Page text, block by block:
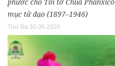
mục tử đạo (1897–1946)
Thứ Ba 30.06.2026